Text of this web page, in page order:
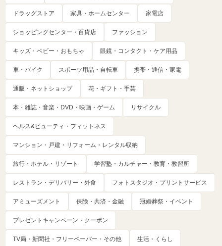
ドラッグストア 家具・ホームセンター 家電店
ショッピングセンター・百貨店 ファッション
キッズ・ベビー・おもちゃ 眼鏡・コンタクト・ケア用品
車・バイク スポーツ用品・自転車 携帯・通信・家電
通販・ネットショップ 花・ギフト・手芸
本・雑誌・音楽・DVD・映画・ゲーム リサイクル
ヘルス&ビューティ・フィットネス
マンション・戸建・リフォーム・レンタル収納
旅行・ホテル・リゾート 学習塾・カルチャー・教育・教習所
レストラン・デリバリー・外食 フォトスタジオ・プリントサービス
アミューズメント 保険・共済・金融 冠婚葬祭・イベント
プレゼントキャンペーン・クーポン
TV局・新聞社・フリーペーパー・その他 生活・くらし